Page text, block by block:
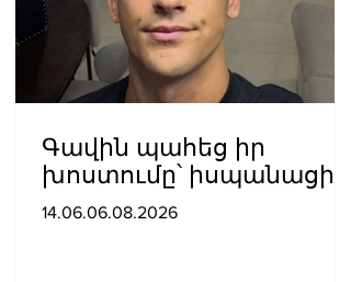
Գավին պահեց իր
խոստումը՝ իսպանացին
մազերը վարդագույն
14.06.06.08.2026